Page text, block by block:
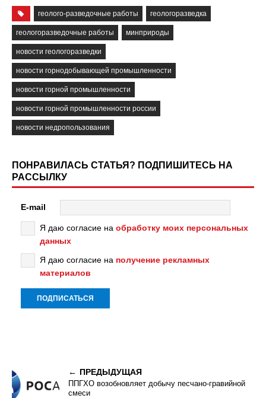
геолого-разведочные работы геологоразведка
геологоразведочные работы минприроды
новости геологоразведки
новости горнодобывающей промышленности
новости горной промышленности
новости горной промышленности россии
новости недропользования
ПОНРАВИЛАСЬ СТАТЬЯ? ПОДПИШИТЕСЬ НА
РАССЫЛКУ
E-mail
Я даю согласие на обработку моих персональных
данных
Я даю согласие на получение рекламных
материалов
ПРЕДЫДУЩАЯ
ППГХО возобновляет добычу песчано-гравийной
смеси